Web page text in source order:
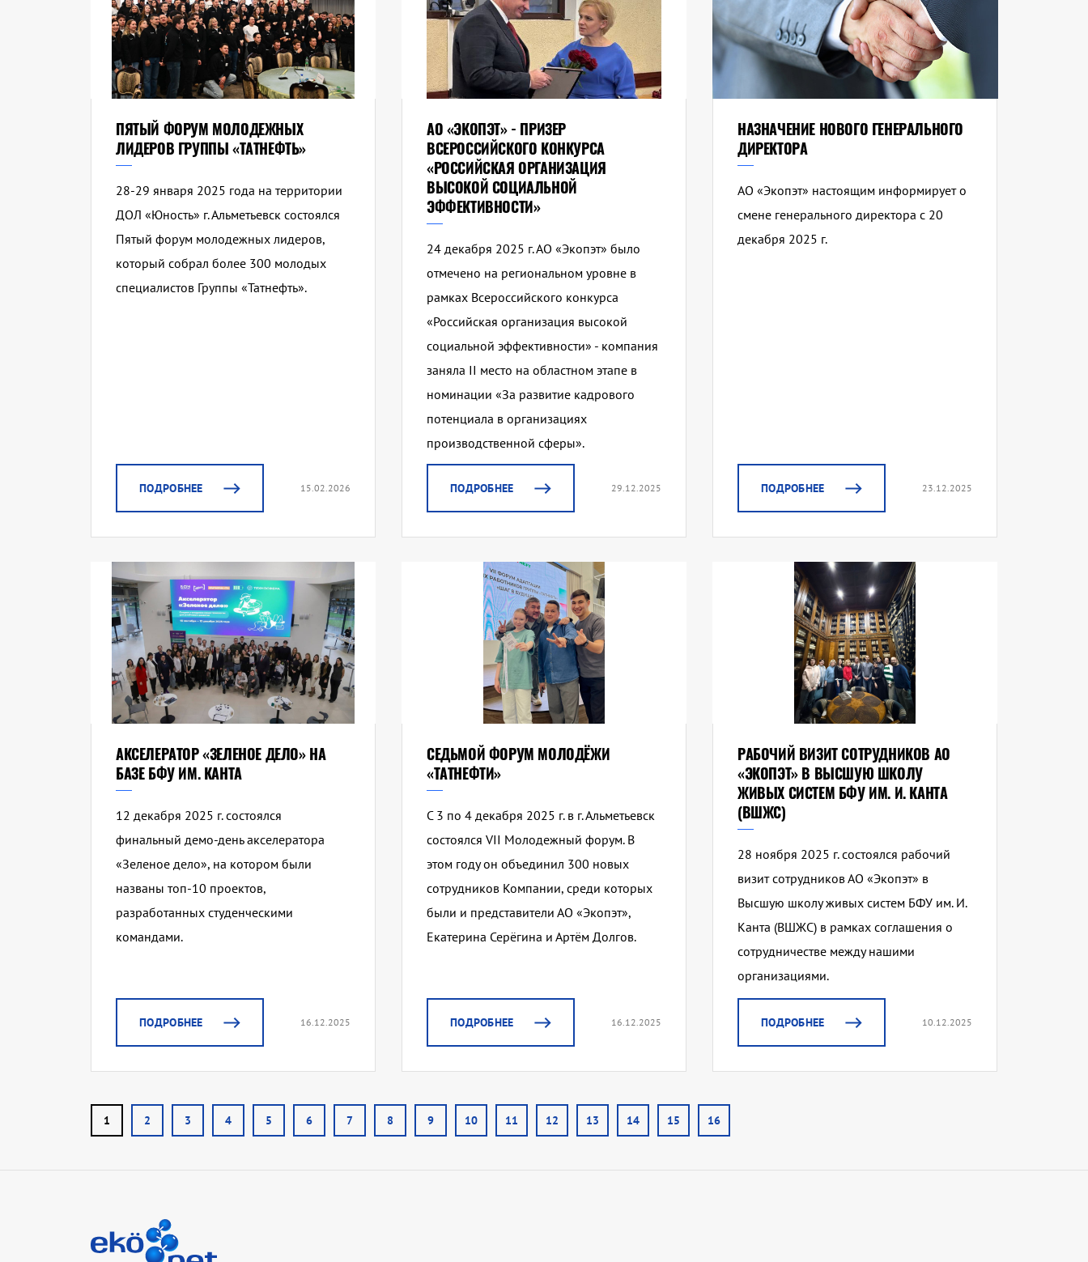
ПЯТЫЙ ФОРУМ МОЛОДЕЖНЫХ
ЛИДЕРОВ ГРУППЫ «ТАТНЕФТЬ»
28-29 января 2025 года на территории
ДОЛ «Юность» г. Альметьевск состоялся
Пятый форум молодежных лидеров,
который собрал более 300 молодых
специалистов Группы «Татнефть».
ПОДРОБНЕЕ 15.02.2026
АО «ЭКОПЭТ» - ПРИЗЕР
ВСЕРОССИЙСКОГО КОНКУРСА
«РОССИЙСКАЯ ОРГАНИЗАЦИЯ
ВЫСОКОЙ СОЦИАЛЬНОЙ
ЭФФЕКТИВНОСТИ»
24 декабря 2025 г. АО «Экопэт» было
отмечено на региональном уровне в
рамках Всероссийского конкурса
«Российская организация высокой
социальной эффективности» - компания
заняла II место на областном этапе в
номинации «За развитие кадрового
потенциала в организациях
производственной сферы».
ПОДРОБНЕЕ 29.12.2025
НАЗНАЧЕНИЕ НОВОГО ГЕНЕРАЛЬНОГО
ДИРЕКТОРА
АО «Экопэт» настоящим информирует о
смене генерального директора с 20
декабря 2025 г.
ПОДРОБНЕЕ 23.12.2025
АКСЕЛЕРАТОР «ЗЕЛЕНОЕ ДЕЛО» НА
БАЗЕ БФУ ИМ. КАНТА
12 декабря 2025 г. состоялся
финальный демо-день акселератора
«Зеленое дело», на котором были
названы топ-10 проектов,
разработанных студенческими
командами.
ПОДРОБНЕЕ 16.12.2025
СЕДЬМОЙ ФОРУМ МОЛОДЁЖИ
«ТАТНЕФТИ»
С 3 по 4 декабря 2025 г. в г. Альметьевск
состоялся VII Молодежный форум. В
этом году он объединил 300 новых
сотрудников Компании, среди которых
были и представители АО «Экопэт»,
Екатерина Серёгина и Артём Долгов.
ПОДРОБНЕЕ 16.12.2025
РАБОЧИЙ ВИЗИТ СОТРУДНИКОВ АО
«ЭКОПЭТ» В ВЫСШУЮ ШКОЛУ
ЖИВЫХ СИСТЕМ БФУ ИМ. И. КАНТА
(ВШЖС)
28 ноября 2025 г. состоялся рабочий
визит сотрудников АО «Экопэт» в
Высшую школу живых систем БФУ им. И.
Канта (ВШЖС) в рамках соглашения о
сотрудничестве между нашими
организациями.
ПОДРОБНЕЕ 10.12.2025
1 2 3 4 5 6 7 8 9 10 11 12 13 14 15 16